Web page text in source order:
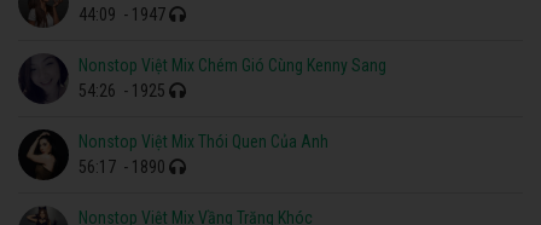
44:09 - 1947
Nonstop Việt Mix Chém Gió Cùng Kenny Sang
54:26 - 1925
Nonstop Việt Mix Thói Quen Của Anh
56:17 - 1890
Nonstop Việt Mix Vầng Trăng Khóc